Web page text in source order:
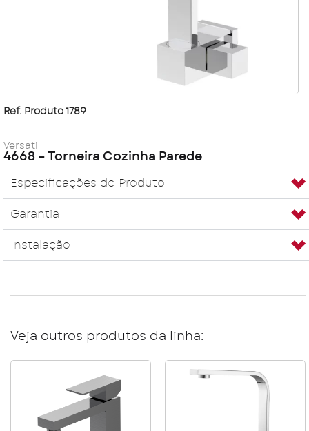
Ref. Produto 1789
Versati
4668 – Torneira Cozinha Parede
Especificações do Produto
Garantia
Instalação
Veja outros produtos da linha: